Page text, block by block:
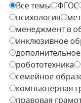
Все темы ФГОС
психология
менеджмент в
инклюзивное
робототехника
семейное
компьютерная
правовая